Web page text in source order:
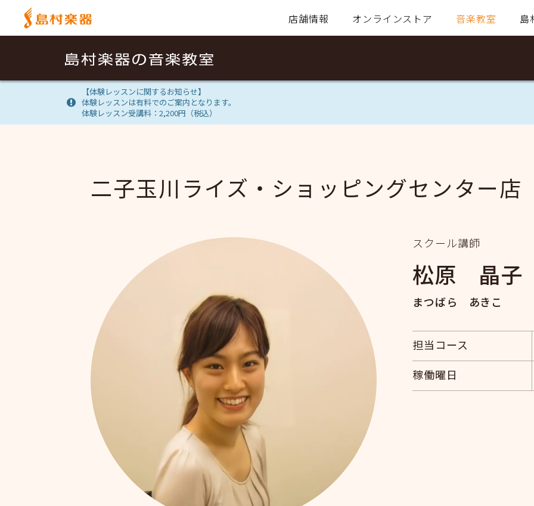
店舗情報 オンラインストア 音楽教室 島
【体験レッスンに関するお知らせ】
体験レッスンは有料でのご案内となります。
体験レッスン受講料：2,200円（税込）
二子玉川ライズ・ショッピングセンター店
スクール講師
松原 晶子
まつばら あきこ
担当コース
稼働曜日